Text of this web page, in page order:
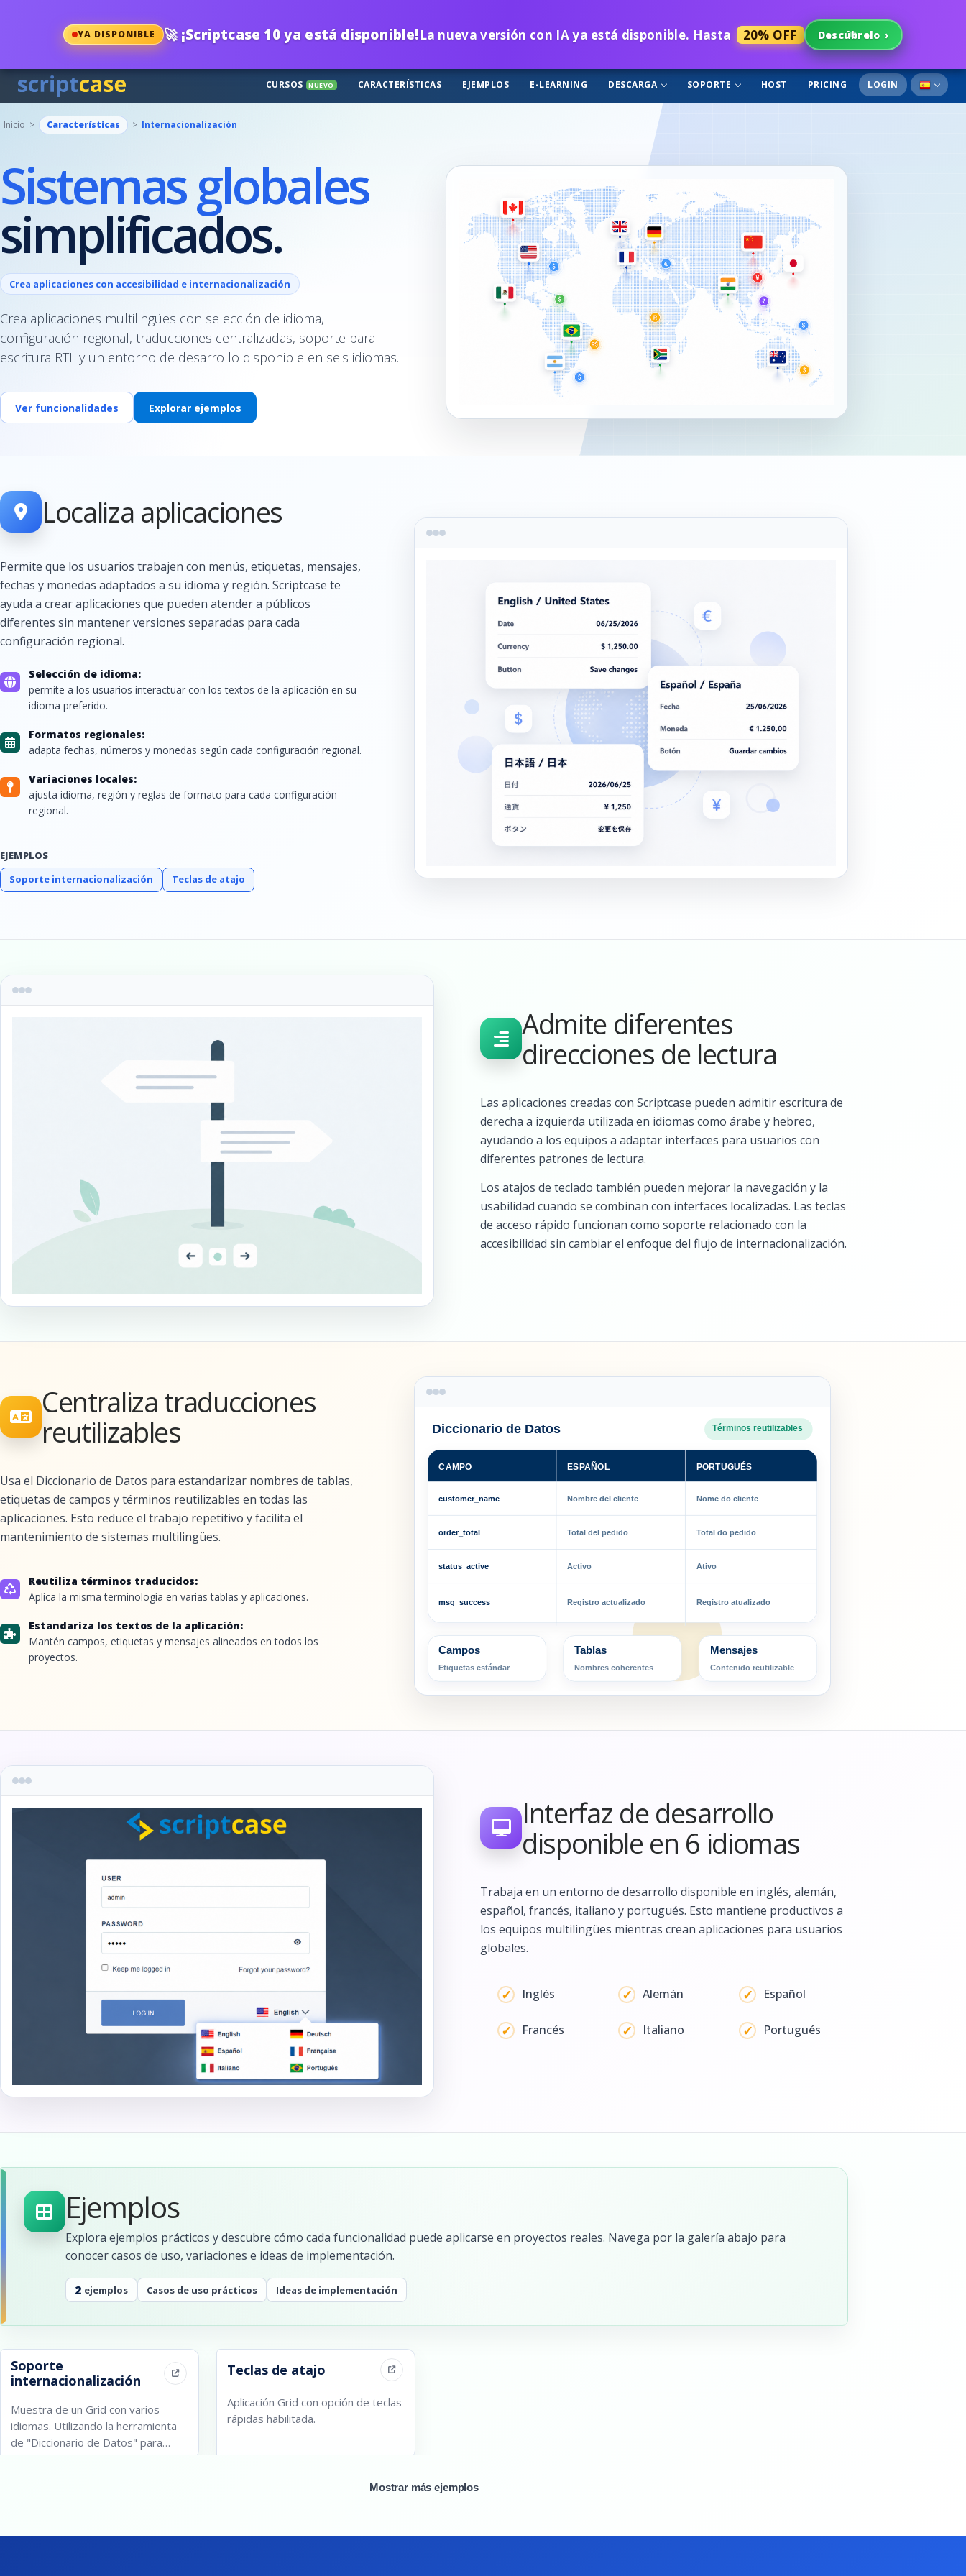
YA DISPONIBLE 🚀¡Scriptcase 10 ya está disponible!La nueva versión con IA ya está disponible. Hasta 20% OFF Descúbrelo ›
CURSOS NUEVO CARACTERÍSTICAS EJEMPLOS E-LEARNING DESCARGA SOPORTE HOST PRICING LOGIN
Inicio > Características > Internacionalización
Sistemas globales
simplificados.
Crea aplicaciones con accesibilidad e internacionalización
Crea aplicaciones multilingües con selección de idioma,
configuración regional, traducciones centralizadas, soporte para
escritura RTL y un entorno de desarrollo disponible en seis idiomas.
Ver funcionalidades Explorar ejemplos
Localiza aplicaciones
Permite que los usuarios trabajen con menús, etiquetas, mensajes,
fechas y monedas adaptados a su idioma y región. Scriptcase te
ayuda a crear aplicaciones que pueden atender a públicos
diferentes sin mantener versiones separadas para cada
configuración regional.
Selección de idioma:
permite a los usuarios interactuar con los textos de la aplicación en su
idioma preferido.
Formatos regionales:
adapta fechas, números y monedas según cada configuración regional.
Variaciones locales:
ajusta idioma, región y reglas de formato para cada configuración
regional.
EJEMPLOS
Soporte internacionalización
Teclas de atajo
Admite diferentes
direcciones de lectura
Las aplicaciones creadas con Scriptcase pueden admitir escritura de
derecha a izquierda utilizada en idiomas como árabe y hebreo,
ayudando a los equipos a adaptar interfaces para usuarios con
diferentes patrones de lectura.
Los atajos de teclado también pueden mejorar la navegación y la
usabilidad cuando se combinan con interfaces localizadas. Las teclas
de acceso rápido funcionan como soporte relacionado con la
accesibilidad sin cambiar el enfoque del flujo de internacionalización.
Centraliza traducciones
reutilizables
Usa el Diccionario de Datos para estandarizar nombres de tablas,
etiquetas de campos y términos reutilizables en todas las
aplicaciones. Esto reduce el trabajo repetitivo y facilita el
mantenimiento de sistemas multilingües.
Reutiliza términos traducidos:
Aplica la misma terminología en varias tablas y aplicaciones.
Estandariza los textos de la aplicación:
Mantén campos, etiquetas y mensajes alineados en todos los
proyectos.
Diccionario de Datos Términos reutilizables
CAMPO ESPAÑOL PORTUGUÉS
customer_name Nombre del cliente Nome do cliente
order_total Total del pedido Total do pedido
status_active Activo Ativo
msg_success Registro actualizado Registro atualizado
Campos
Etiquetas estándar
Tablas
Nombres coherentes
Mensajes
Contenido reutilizable
Interfaz de desarrollo
disponible en 6 idiomas
Trabaja en un entorno de desarrollo disponible en inglés, alemán,
español, francés, italiano y portugués. Esto mantiene productivos a
los equipos multilingües mientras crean aplicaciones para usuarios
globales.
Inglés Alemán Español
Francés Italiano Portugués
Ejemplos
Explora ejemplos prácticos y descubre cómo cada funcionalidad puede aplicarse en proyectos reales. Navega por la galería abajo para
conocer casos de uso, variaciones e ideas de implementación.
2 ejemplos Casos de uso prácticos Ideas de implementación
Soporte
internacionalización
Muestra de un Grid con varios
idiomas. Utilizando la herramienta
de "Diccionario de Datos" para
Teclas de atajo
Aplicación Grid con opción de teclas
rápidas habilitada.
Mostrar más ejemplos